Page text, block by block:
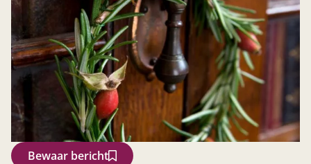
Bewaar bericht